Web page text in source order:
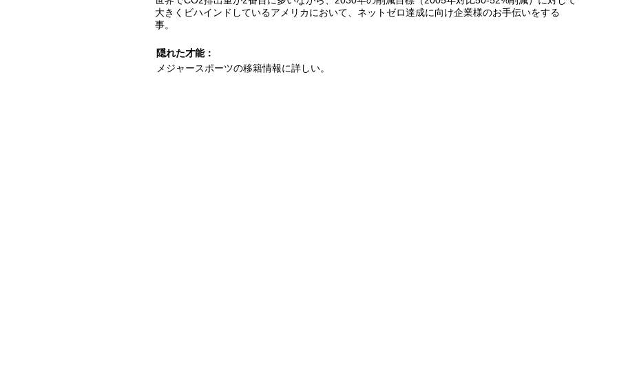
大きくビハインドしているアメリカにおいて、ネットゼロ達成に向け企業様のお手伝いをする
事。
隠れた才能：
メジャースポーツの移籍情報に詳しい。